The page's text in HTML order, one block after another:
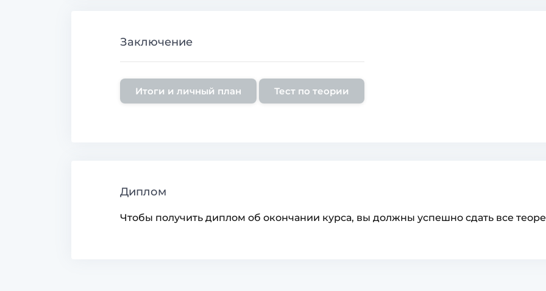
Заключение
Итоги и личный план Тест по теории
Диплом
Чтобы получить диплом об окончании курса, вы должны успешно сдать все